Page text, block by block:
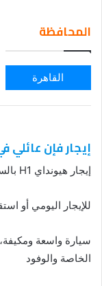
المحافظة
القاهرة
إيجار فإن عائلي
إيجار هيونداي H1 بالسائق في القاهرة
للإيجار اليومي أو
سيارة واسعة
الخاصة والوفود